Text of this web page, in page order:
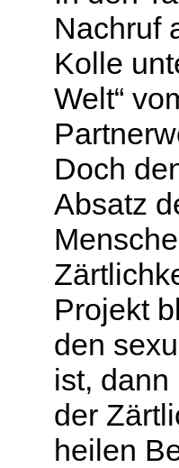
Nachruf
Kolle
Welt“
Doch
Absatz
Projekt
den
ist, dann
der
heilen